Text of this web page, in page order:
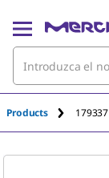
Products 179337